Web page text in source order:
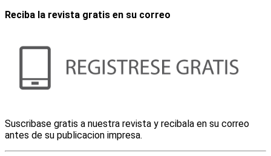
Reciba la revista gratis en su correo
Suscribase gratis a nuestra revista y recibala en su correo
antes de su publicacion impresa.